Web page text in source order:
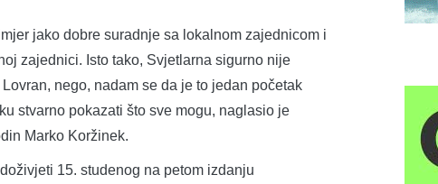
jako dobre suradnje sa lokalnom zajednicom i
zajednici. Isto tako, Svjetlarna sigurno nije
nego, nadam se da je to jedan početak
stvarno pokazati što sve mogu, naglasio je
Marko Koržinek.
15. studenog na petom izdanju